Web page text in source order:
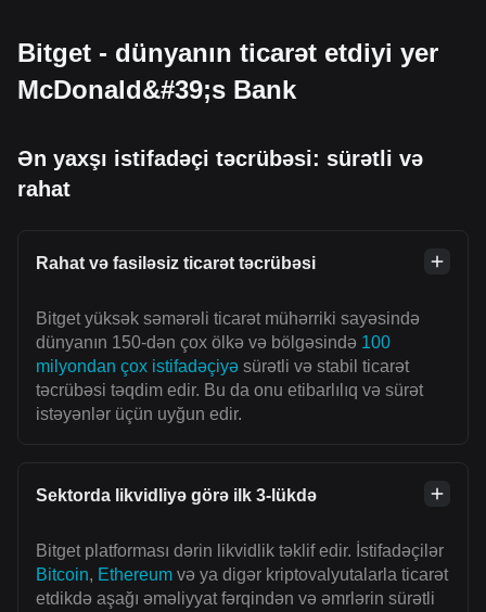
Bitget - dünyanın ticarət etdiyi yer
McDonald&#39;s Bank
Ən yaxşı istifadəçi təcrübəsi: sürətli və
rahat
Rahat və fasiləsiz ticarət təcrübəsi
Bitget yüksək səmərəli ticarət mühərriki sayəsində
dünyanın 150-dən çox ölkə və bölgəsində 100
milyondan çox istifadəçiyə sürətli və stabil ticarət
təcrübəsi təqdim edir. Bu da onu etibarlılıq və sürət
istəyənlər üçün uyğun edir.
Sektorda likvidliyə görə ilk 3-lükdə
Bitget platforması dərin likvidlik təklif edir. İstifadəçilər
Bitcoin, Ethereum və ya digər kriptovalyutalarla ticarət
etdikdə aşağı əməliyyat fərqindən və əmrlərin sürətli